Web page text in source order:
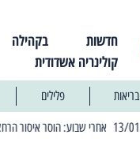
חדשות בקהילה
קולינריה אשדודית
בריאות פלילים